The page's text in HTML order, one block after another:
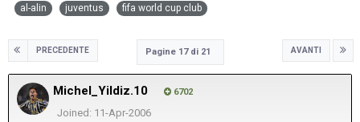
al-alin juventus fifa world cup club
PRECEDENTE AVANTI
Pagine 17 di 21
Michel_Yildiz.10 6702
Joined: 11-Apr-2006